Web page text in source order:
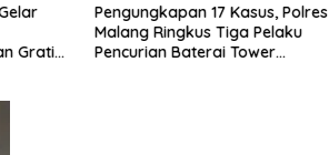
Gratis,
Pengungkapan 17 Kasus, Polres
Malang Ringkus Tiga Pelaku
Pencurian Baterai Tower